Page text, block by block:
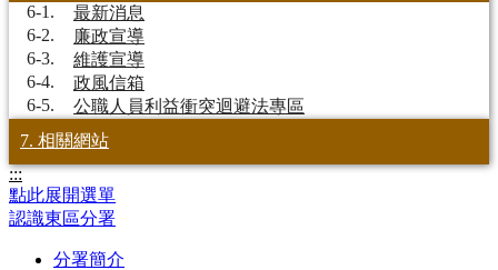
6-1.
最新消息
6-2.
廉政宣導
6-3.
維護宣導
6-4.
政風信箱
6-5.
公職人員利益衝突迴避法專區
7. 相關網站
:::
點此展開選單
認識東區分署
分署簡介